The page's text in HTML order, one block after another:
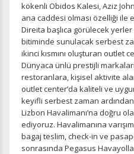
kökenli Obidos Kalesi, Aziz
ana caddesi olması özelliği ile
Direita başlıca görülecek
bitiminde sunulacak serbest
ikinci kısmını oluşturan outlet
Dünyaca ünlü prestijli
restoranlara, kişisel aktivite
outlet center’da kaliteli ve
keyifli serbest zaman
Lizbon Havalimanı’na doğru
ediyoruz. Havalimanına
bagaj teslim, check-in ve
sonrasında Pegasus